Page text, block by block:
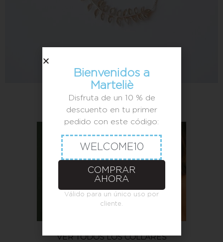
CATALOGO DE JOYAS
VER TODOS LOS COLLARES
Bienvenidos a
Marteliè
Disfruta de un 10 % de
descuento en tu primer
pedido con este código:
WELCOME10
COMPRAR
AHORA
Válido para un único uso por
cliente.